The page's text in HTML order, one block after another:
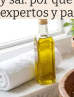
expertos y